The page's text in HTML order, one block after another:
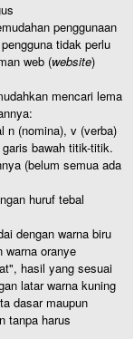
penggunaan
tidak perlu
web (website)
mencari lema
n (nomina), v (verba)
bawah titik-titik.
(belum semua ada
huruf tebal
dengan warna biru
warna oranye
hasil yang sesuai
latar warna kuning
dasar maupun
tanpa harus